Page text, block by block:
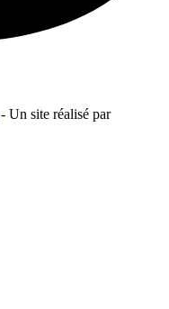
- Un site réalisé par